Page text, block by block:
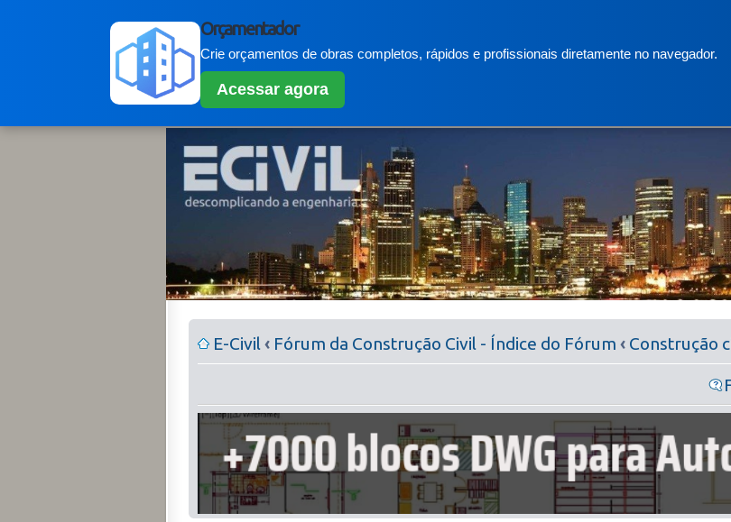
Orçamentador
Crie orçamentos de obras completos, rápidos e profissionais diretamente no navegador.
Acessar agora
E-Civil‹ Fórum da Construção Civil - Índice do Fórum ‹ Construção